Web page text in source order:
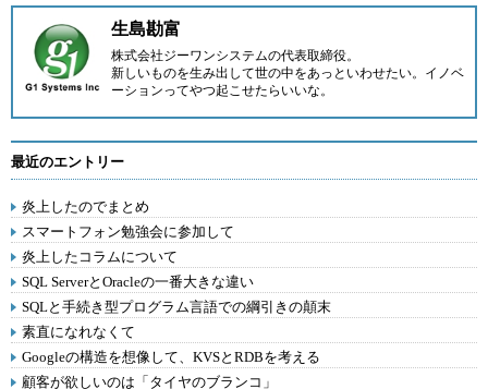
生島勘富
株式会社ジーワンシステムの代表取締役。
新しいものを生み出して世の中をあっといわせたい。イノベ
ーションってやつ起こせたらいいな。
最近のエントリー
炎上したのでまとめ
スマートフォン勉強会に参加して
炎上したコラムについて
SQL ServerとOracleの一番大きな違い
SQLと手続き型プログラム言語での綱引きの顛末
素直になれなくて
Googleの構造を想像して、KVSとRDBを考える
顧客が欲しいのは「タイヤのブランコ」